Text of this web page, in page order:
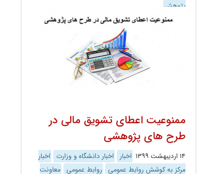
پژوهش
ممنوعیت اعطای تشویق مالی در
طرح های پژوهشی
۱۴ اردیبهشت ۱۳۹۹ اخبار اخبار دانشگاه و وزارت
اخبار
مرکز به کوشش روابط عمومی روابط عمومی معاونت